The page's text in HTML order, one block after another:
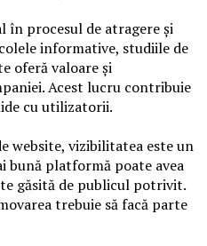
în procesul de atragere și
informative, studiile de
oferă valoare și
Acest lucru contribuie
cu utilizatorii.
website, vizibilitatea este un
bună platformă poate avea
găsită de publicul potrivit.
trebuie să facă parte